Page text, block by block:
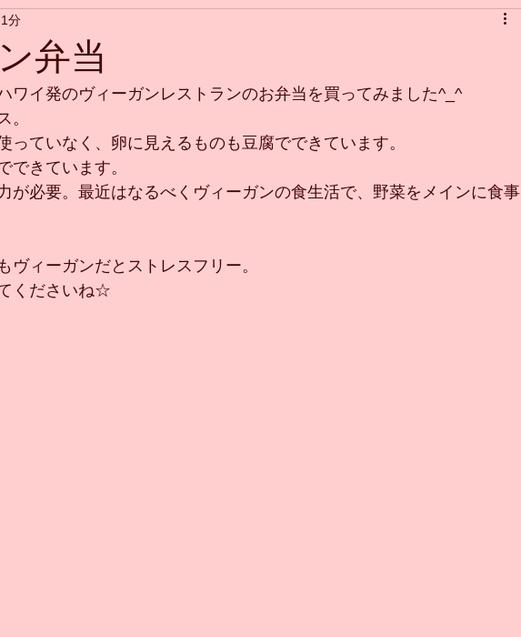
弁当
分
ワイ発のヴィーガンレストランのお弁当を買ってみました^_^
。
っていなく、卵に見えるものも豆腐でできています。
できています。
が必要。最近はなるべくヴィーガンの食生活で、野菜をメインに食事
ヴィーガンだとストレスフリー。
くださいね☆